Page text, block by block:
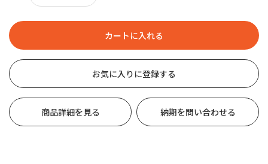
お気に入りに登録する
商品詳細を見る 納期を問い合わせる